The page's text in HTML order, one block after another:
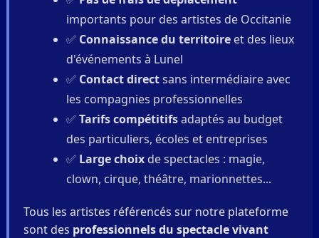
importants pour des artistes de Occitanie
✅ Connaissance du territoireet des lieux
d'événements à Lunel
✅ Contact directsans intermédiaire avec
les compagnies professionnelles
✅ Tarifs compétitifsadaptés au budget
des particuliers, écoles et entreprises
✅ Large choixde spectacles : magie,
clown, cirque, théâtre, marionnettes...
Tous les artistes référencés sur notre plateforme
sont des professionnels du spectacle vivant